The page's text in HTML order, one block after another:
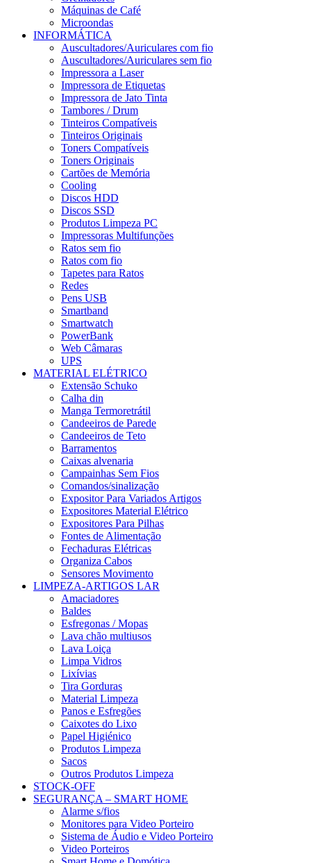
Máquinas de Café
Microondas
INFORMÁTICA
Auscultadores/Auriculares com fio
Auscultadores/Auriculares sem fio
Impressora a Laser
Impressora de Etiquetas
Impressora de Jato Tinta
Tambores / Drum
Tinteiros Compatíveis
Tinteiros Originais
Toners Compatíveis
Toners Originais
Cartões de Memória
Cooling
Discos HDD
Discos SSD
Produtos Limpeza PC
Impressoras Multifunções
Ratos sem fio
Ratos com fio
Tapetes para Ratos
Redes
Pens USB
Smartband
Smartwatch
PowerBank
Web Câmaras
UPS
MATERIAL ELÉTRICO
Extensão Schuko
Calha din
Manga Termoretrátil
Candeeiros de Parede
Candeeiros de Teto
Barramentos
Caixas alvenaria
Campainhas Sem Fios
Comandos/sinalização
Expositor Para Variados Artigos
Expositores Material Elétrico
Expositores Para Pilhas
Fontes de Alimentação
Fechaduras Elétricas
Organiza Cabos
Sensores Movimento
LIMPEZA-ARTIGOS LAR
Amaciadores
Baldes
Esfregonas / Mopas
Lava chão multiusos
Lava Loiça
Limpa Vidros
Lixívias
Tira Gorduras
Material Limpeza
Panos e Esfregões
Caixotes do Lixo
Papel Higiénico
Produtos Limpeza
Sacos
Outros Produtos Limpeza
STOCK-OFF
SEGURANÇA – SMART HOME
Alarme s/fios
Monitores para Video Porteiro
Sistema de Áudio e Video Porteiro
Video Porteiros